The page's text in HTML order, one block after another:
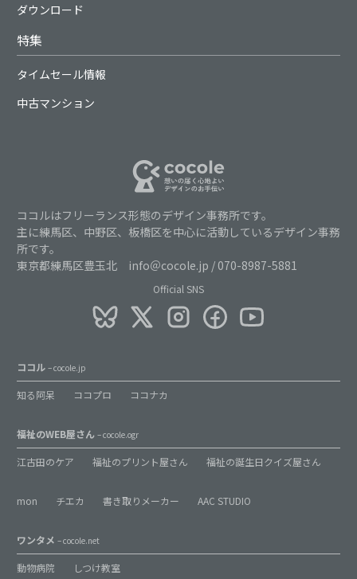
ダウンロード
特集
タイムセール情報
中古マンション
ココルはフリーランス形態のデザイン事務所です。
主に練馬区、中野区、板橋区を中心に活動しているデザイン事務
所です。
東京都練馬区豊玉北 info＠cocole.jp / 070-8987-5881
Official SNS
ココル – cocole.jp
知る阿呆 ココプロ ココナカ
福祉のWEB屋さん – cocole.ogr
江古田のケア 福祉のプリント屋さん 福祉の誕生日クイズ屋さん
mon チエカ 書き取りメーカー AAC STUDIO
ワンタメ – cocole.net
動物病院 しつけ教室